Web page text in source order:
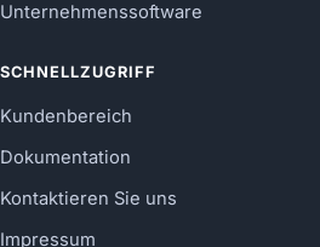
Unternehmenssoftware
SCHNELLZUGRIFF
Kundenbereich
Dokumentation
Kontaktieren Sie uns
Impressum